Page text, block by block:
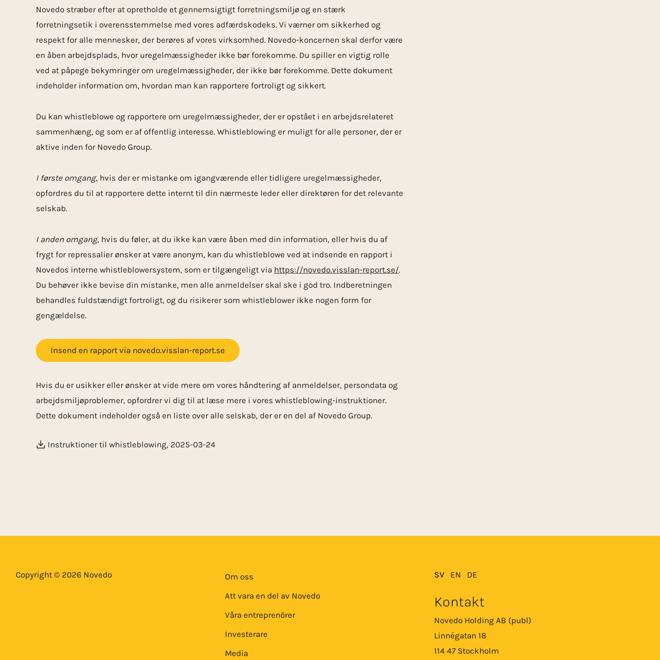
Novedo stræber efter at opretholde et gennemsigtigt forretningsmiljø og en stærk
forretningsetik i overensstemmelse med vores adfærdskodeks. Vi værner om sikkerhed og
respekt for alle mennesker, der berøres af vores virksomhed. Novedo-koncernen skal derfor være
en åben arbejdsplads, hvor uregelmæssigheder ikke bør forekomme. Du spiller en vigtig rolle
ved at påpege bekymringer om uregelmæssigheder, der ikke bør forekomme. Dette dokument
indeholder information om, hvordan man kan rapportere fortroligt og sikkert.
Du kan whistleblowe og rapportere om uregelmæssigheder, der er opstået i en arbejdsrelateret
sammenhæng, og som er af offentlig interesse. Whistleblowing er muligt for alle personer, der er
aktive inden for Novedo Group.
I første omgang, hvis der er mistanke om igangværende eller tidligere uregelmæssigheder,
opfordres du til at rapportere dette internt til din nærmeste leder eller direktøren for det relevante
selskab.
I anden omgang, hvis du føler, at du ikke kan være åben med din information, eller hvis du af
frygt for repress­alier ønsker at være anonym, kan du whistleblowe ved at indsende en rapport i
Novedos interne whistleblowersystem, som er tilgængeligt via https://novedo.visslan-report.se/.
Du behøver ikke bevise din mistanke, men alle anmeldelser skal ske i god tro. Indberetningen
behandles fuldstændigt fortroligt, og du risikerer som whistleblower ikke nogen form for
gengældelse.
Insend en rapport via novedo.visslan-report.se
Hvis du er usikker eller ønsker at vide mere om vores håndtering af anmeldelser, persondata og
arbejdsmiljøproblemer, opfordrer vi dig til at læse mere i vores whistleblowing-instruktioner.
Dette dokument indeholder også en liste over alle selskab, der er en del af Novedo Group.
Instruktioner til whistleblowing, 2025-03-24
Copyright © 2026 Novedo
Om oss
Att vara en del av Novedo
Våra entreprenörer
Investerare
Media
SV EN DE
Kontakt
Novedo Holding AB (publ)
Linnégatan 18
114 47 Stockholm